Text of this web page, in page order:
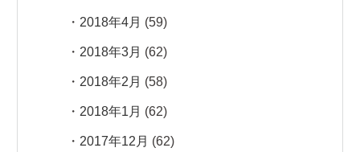
2018年4月 (59)
2018年3月 (62)
2018年2月 (58)
2018年1月 (62)
2017年12月 (62)